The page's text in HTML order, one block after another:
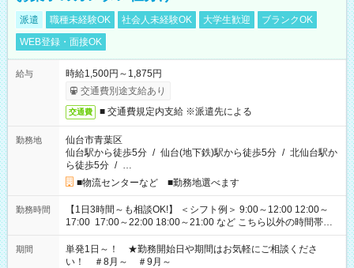
派遣 職種未経験OK 社会人未経験OK 大学生歓迎
ブランクOK
WEB登録・面接OK
給与
時給1,500円～1,875円
交通費別途支給あり
交通費 ■ 交通費規定内支給 ※派遣先による
勤務地
仙台市青葉区
仙台駅から徒歩5分 / 仙台(地下鉄)駅から徒歩5分 / 北仙台駅か
ら徒歩5分 / …
■物流センターなど ■勤務地選べます
勤務時間
【1日3時間～も相談OK!】 ＜シフト例＞ 9:00～12:00 12:00～
17:00 17:00～22:00 18:00～21:00 など こちら以外の時間帯も
お気軽にご相談ください！
期間
単発1日～！ ★勤務開始日や期間はお気軽にご相談くださ
い！ ＃8月～ ＃9月～